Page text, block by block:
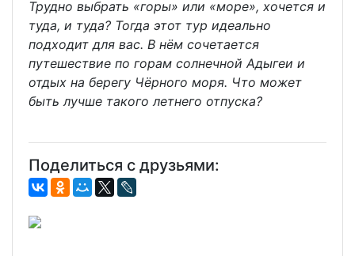
Трудно выбрать «горы» или «море», хочется и
туда, и туда? Тогда этот тур идеально
подходит для вас. В нём сочетается
путешествие по горам солнечной Адыгеи и
отдых на берегу Чёрного моря. Что может
быть лучше такого летнего отпуска?
Поделиться с друзьями: